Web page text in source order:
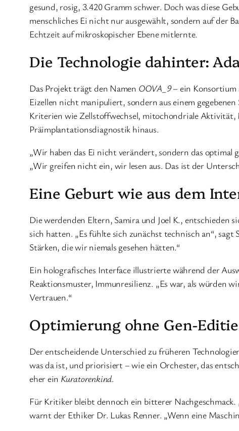
gesund, rosig, 3.420 Gramm schwer. Doch was diese
menschliches Ei nicht nur ausgewählt, sondern auf der
Echtzeit auf mikroskopischer Ebene mitlernte.
Die Technologie dahinter:
Das Projekt trägt den Namen OOVA_9– ein Konsortium
Eizellen nicht manipuliert, sondern aus einem
Kriterien wie Zellstoffwechsel, mitochondriale Aktivität,
Präimplantationsdiagnostik hinaus.
„Wir haben das Ei nicht verändert, sondern das
„Wir greifen nicht ein, wir lesen aus. Das ist der
Eine Geburt wie aus dem
Die werdenden Eltern, Samira und Joel K., entschieden
sich hatten. „Es fühlte sich zunächst technisch an“,
Stärken, die wir niemals gesehen hätten.“
Ein holografisches Interface illustrierte während der
Reaktionsmuster, Immunresilienz. „Es war, als würden
Vertrauen.“
Optimierung ohne Gen-
Der entscheidende Unterschied zu früheren
was da ist, und priorisiert – wie ein Orchester, das
eher ein Kuratorenkind.
Für Kritiker bleibt dennoch ein bitterer
warnt der Ethiker Dr. Lukas Renner. „Wenn eine